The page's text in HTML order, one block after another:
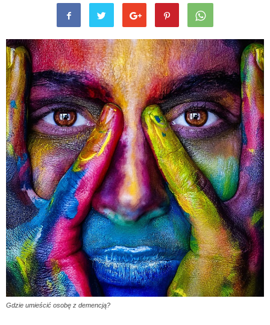
Gdzie umieścić osobę z demencją?